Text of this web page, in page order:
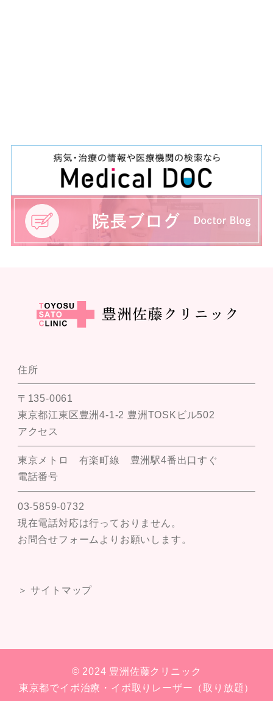
住所
〒135-0061
東京都江東区豊洲4-1-2 豊洲TOSKビル502
アクセス
東京メトロ 有楽町線 豊洲駅4番出口すぐ
電話番号
03-5859-0732
現在電話対応は行っておりません。
お問合せフォームよりお願いします。
＞ サイトマップ
© 2024 豊洲佐藤クリニック
東京都でイボ治療・イボ取りレーザー（取り放題）